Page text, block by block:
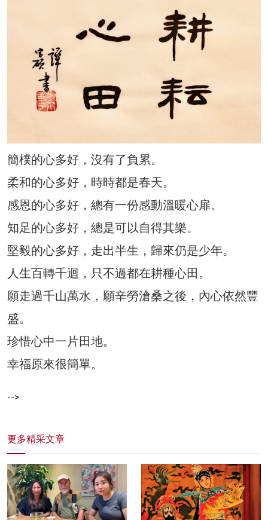
簡樸的心多好，沒有了負累。
柔和的心多好，時時都是春天。
感恩的心多好，總有一份感動溫暖心扉。
知足的心多好，總是可以自得其樂。
堅毅的心多好，走出半生，歸來仍是少年。
人生百轉千迴，只不過都在耕種心田。
願走過千山萬水，願辛勞滄桑之後，內心依然豐
盛。
珍惜心中一片田地。
幸福原來很簡單。
-->
更多精采文章